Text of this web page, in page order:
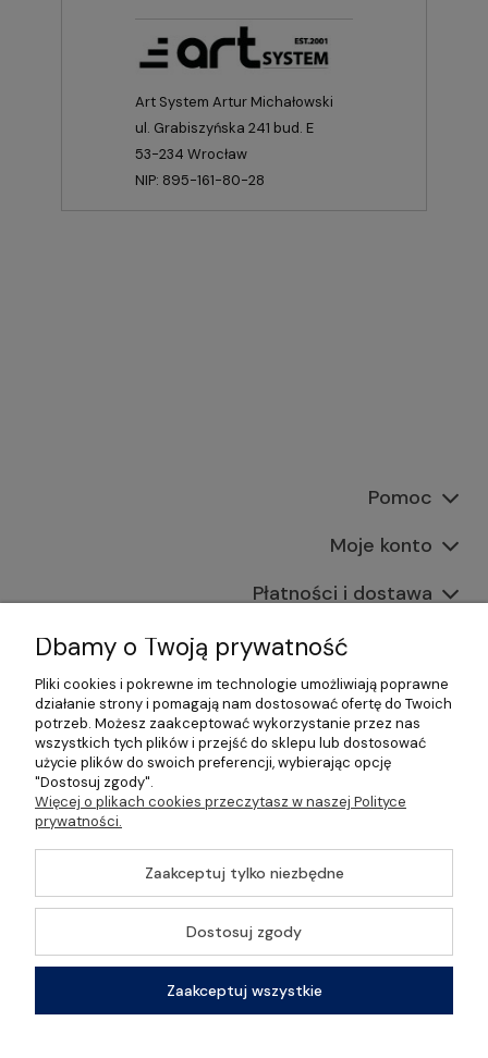
Art System Artur Michałowski
ul. Grabiszyńska 241 bud. E
53-234 Wrocław
NIP: 895-161-80-28
Pomoc
Moje konto
Płatności i dostawa
Informacje
O nas
©2026 Wszelkie Prawa Zastrzeżone | Gastrosklep |
Wyposażenie gastronomii, restauracji oraz barów
Szablon Master byEcommercy
Pokaż pełną wersję strony
Sklep internetowy Shoper Premium
Dbamy o Twoją prywatność
Pliki cookies i pokrewne im technologie umożliwiają poprawne
działanie strony i pomagają nam dostosować ofertę do Twoich
potrzeb. Możesz zaakceptować wykorzystanie przez nas
wszystkich tych plików i przejść do sklepu lub dostosować
użycie plików do swoich preferencji, wybierając opcję
"Dostosuj zgody".
Więcej o plikach cookies przeczytasz w naszej Polityce
prywatności.
Zaakceptuj tylko niezbędne
Dostosuj zgody
Zaakceptuj wszystkie